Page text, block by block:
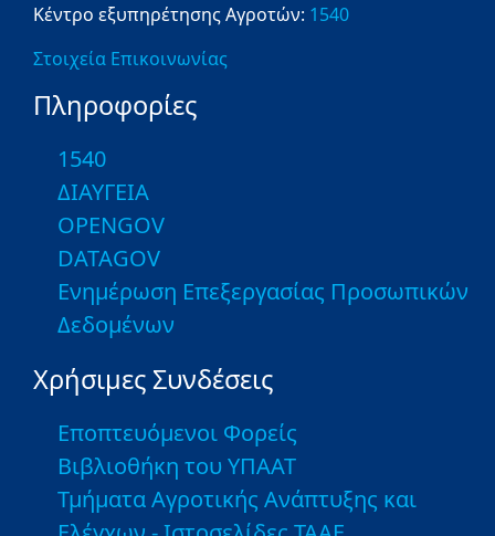
Κέντρο εξυπηρέτησης Αγροτών: 1540
Στοιχεία Επικοινωνίας
Πληροφορίες
1540
ΔΙΑΥΓΕΙΑ
OPENGOV
DATAGOV
Ενημέρωση Επεξεργασίας Προσωπικών
Δεδομένων
Χρήσιμες Συνδέσεις
Εποπτευόμενοι Φορείς
Βιβλιοθήκη του ΥΠΑΑΤ
Τμήματα Αγροτικής Ανάπτυξης και